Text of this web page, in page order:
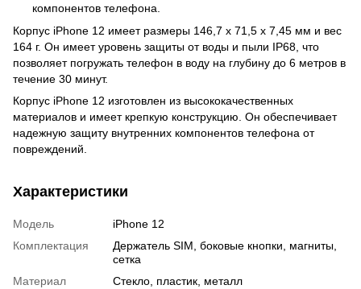
компонентов телефона.
Корпус iPhone 12 имеет размеры 146,7 x 71,5 x 7,45 мм и вес
164 г. Он имеет уровень защиты от воды и пыли IP68, что
позволяет погружать телефон в воду на глубину до 6 метров в
течение 30 минут.
Корпус iPhone 12 изготовлен из высококачественных
материалов и имеет крепкую конструкцию. Он обеспечивает
надежную защиту внутренних компонентов телефона от
повреждений.
Характеристики
Модель
iPhone 12
Комплектация
Держатель SIM, боковые кнопки, магниты,
сетка
Материал
Стекло, пластик, металл